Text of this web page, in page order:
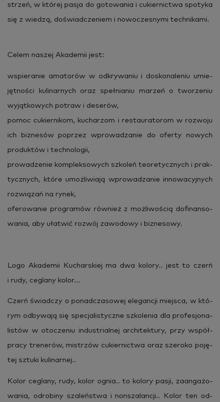
strzeń, w któ­rej pasja do go­to­wa­nia i cu­kier­nic­twa spo­ty­ka
się z wie­dzą, do­świad­cze­niem i no­wo­cze­sny­mi tech­ni­ka­mi.
Celem na­szej Aka­de­mii jest:
wspie­ra­nie ama­to­rów w od­kry­wa­niu i do­sko­na­le­niu umie­
jęt­no­ści ku­li­nar­nych oraz speł­nia­niu ma­rzeń o two­rze­niu
wy­jąt­ko­wych po­traw i de­se­rów,
pomoc cu­kier­ni­kom, ku­cha­rzom i re­stau­ra­to­rom w roz­wo­ju
ich biz­ne­sów po­przez wpro­wa­dza­nie do ofer­ty no­wych
pro­duk­tów i tech­no­lo­gii,
pro­wa­dze­nie kom­plek­so­wych szko­leń teo­re­tycz­nych i prak­
tycz­nych, które umoż­li­wia­ją wpro­wa­dza­nie in­no­wa­cyj­nych
roz­wią­zań na rynek,
ofe­ro­wa­nie pro­gra­mów rów­nież z moż­li­wo­ścią do­fi­nan­so­
wa­nia, aby uła­twić roz­wój za­wo­do­wy i biz­ne­so­wy.
Logo Aka­de­mii Ku­char­skiej ma dwa ko­lo­ry.. jest to czerń
i rudy, ce­gla­ny kolor…
Czerń świad­czy o po­nad­cza­so­wej ele­gan­cji miej­sca, w któ­
rym od­by­wa­ją się spe­cja­li­stycz­ne szko­le­nia dla pro­fe­sjo­na­
li­stów w oto­cze­niu in­du­strial­nej ar­chi­tek­tu­ry, przy współ­
pra­cy tre­ne­rów, mi­strzów cu­kier­nic­twa oraz sze­ro­ko po­ję­
tej sztu­ki ku­li­nar­nej..
Kolor ce­gla­ny, rudy, kolor ognia.. to ko­lo­ry pasji, za­an­ga­żo­
wa­nia, odro­bi­ny sza­leń­stwa i non­sza­lan­cji.. Kolor ten od­